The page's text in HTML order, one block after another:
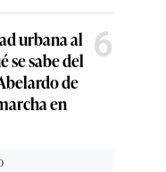
urbana al
se sabe del
de
en
6